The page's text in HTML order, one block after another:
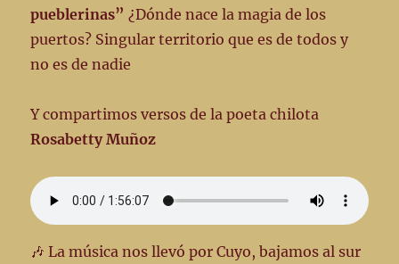
pueblerinas” ¿Dónde nace la magia de los
puertos? Singular territorio que es de todos y
no es de nadie
Y compartimos versos de la poeta chilota
Rosabetty Muñoz
🎶 La música nos llevó por Cuyo, bajamos al sur